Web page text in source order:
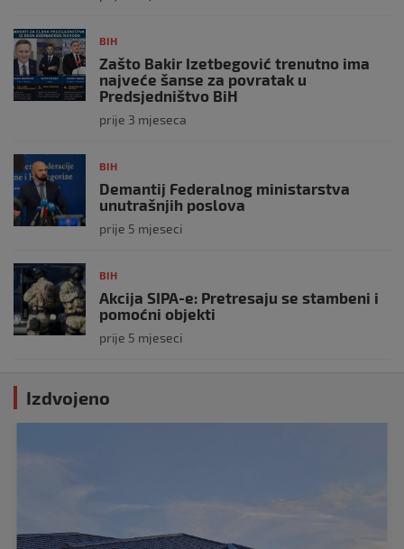
BIH
Zašto Bakir Izetbegović trenutno ima
najveće šanse za povratak u
Predsjedništvo BiH
prije 3 mjeseca
BIH
Demantij Federalnog ministarstva
unutrašnjih poslova
prije 5 mjeseci
BIH
Akcija SIPA-e: Pretresaju se stambeni i
pomoćni objekti
prije 5 mjeseci
Izdvojeno